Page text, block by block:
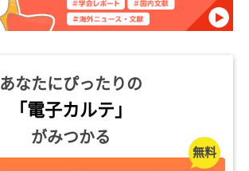
あなたにぴったりの
「電子カルテ」
がみつかる